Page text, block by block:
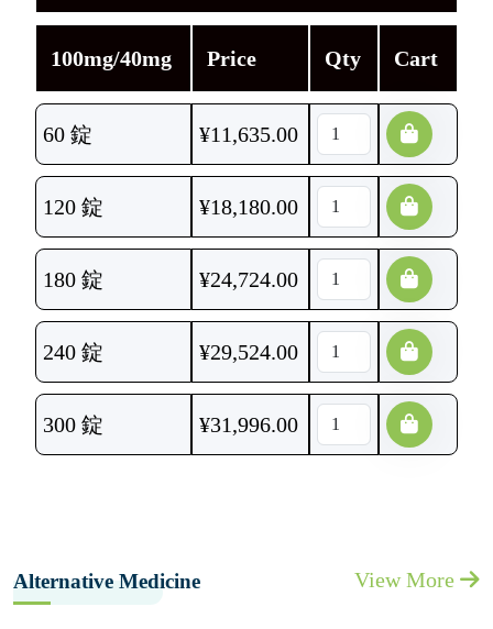
100mg/40mg Price Qty Cart
60 錠 ¥11,635.00
120 錠 ¥18,180.00
180 錠 ¥24,724.00
240 錠 ¥29,524.00
300 錠 ¥31,996.00
Alternative Medicine View More